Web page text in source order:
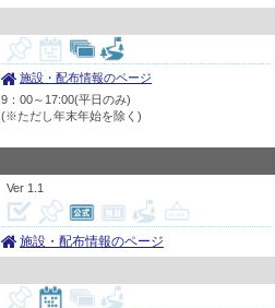
施設・配布情報のページ
9：00～17:00(平日のみ)
(※ただし年末年始を除く)
1.1
施設・配布情報のページ